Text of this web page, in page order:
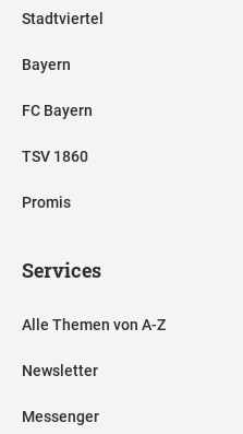
Stadtviertel
Bayern
FC Bayern
TSV 1860
Promis
Services
Alle Themen von A-Z
Newsletter
Messenger